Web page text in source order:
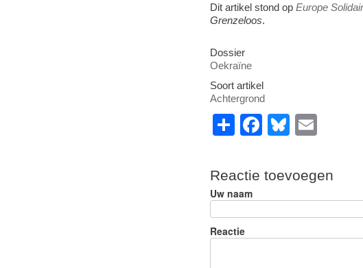
Dit artikel stond op Europe
Grenzeloos.
Dossier
Oekraïne
Soort artikel
Achtergrond
S
ar
e
F
c
e
o
Bl
e
sk
E
ail
Reactie toevoegen
Uw naam
Reactie